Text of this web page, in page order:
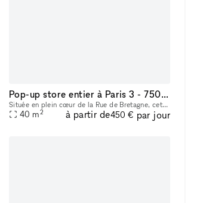
Pop-up store entier à Paris 3 - 75003
Située en plein cœur de la Rue de Bretagne, cette boutique de 30 m² avec réserve de 10m2 bénéficie d’un emplacement exceptionnel, parmi les plus recherchés de Paris. La rue est connue pour son fort p
40 m2 à partir de450 € par jour